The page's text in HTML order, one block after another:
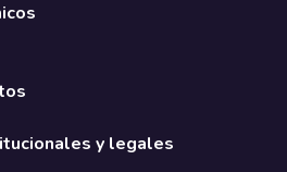
y legales